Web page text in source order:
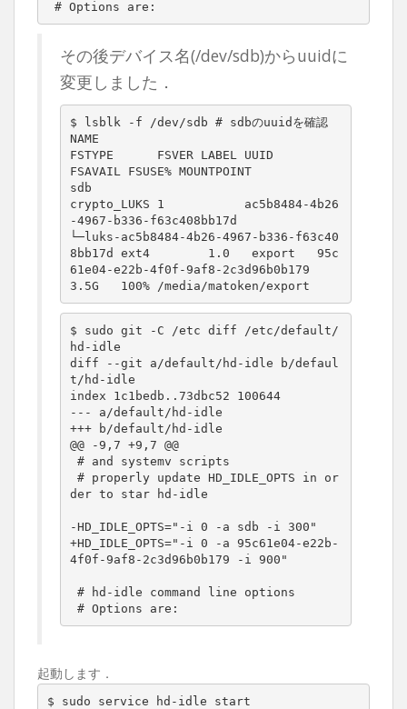
# Options are:
その後デバイス名(/dev/sdb)からuuidに
変更しました．
$ lsblk -f /dev/sdb # sdbのuuidを確認
NAME
FSTYPE      FSVER LABEL UUID
FSAVAIL FSUSE% MOUNTPOINT
sdb
crypto_LUKS 1           ac5b8484-4b26
-4967-b336-f63c408bb17d
└─luks-ac5b8484-4b26-4967-b336-f63c40
8bb17d ext4        1.0   export   95c
61e04-e22b-4f0f-9af8-2c3d96b0b179
3.5G   100% /media/matoken/export
$ sudo git -C /etc diff /etc/default/
hd-idle
diff --git a/default/hd-idle b/defaul
t/hd-idle
index 1c1bedb..73dbc52 100644
--- a/default/hd-idle
+++ b/default/hd-idle
@@ -9,7 +9,7 @@
der to star hd-idle
-HD_IDLE_OPTS="-i 0 -a sdb -i 300"
+HD_IDLE_OPTS="-i 0 -a 95c61e04-e22b-
4f0f-9af8-2c3d96b0b179 -i 900"
# Options are:
起動します．
$ sudo service hd-idle start